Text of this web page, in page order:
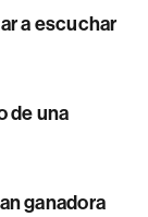
a escuchar
de una
ganadora